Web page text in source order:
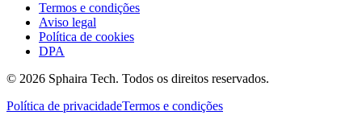
Termos e condições
Aviso legal
Política de cookies
DPA
© 2026 Sphaira Tech. Todos os direitos reservados.
Política de privacidadeTermos e condições